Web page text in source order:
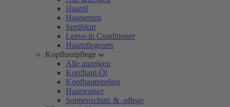
Haaröl
Haarserum
Sprühkur
Leave-in Conditioner
Haarpflegesets
Kopfhautpflege
Alle anzeigen
Kopfhaut-Öl
Kopfhautpeeling
Haarwasser
Sonnenschutz & -pflege